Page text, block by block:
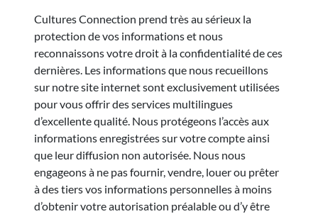
Cultures Connection prend très au sérieux la
protection de vos informations et nous
reconnaissons votre droit à la confidentialité de ces
dernières. Les informations que nous recueillons
sur notre site internet sont exclusivement utilisées
pour vous offrir des services multilingues
d’excellente qualité. Nous protégeons l’accès aux
informations enregistrées sur votre compte ainsi
que leur diffusion non autorisée. Nous nous
engageons à ne pas fournir, vendre, louer ou prêter
à des tiers vos informations personnelles à moins
d’obtenir votre autorisation préalable ou d’y être